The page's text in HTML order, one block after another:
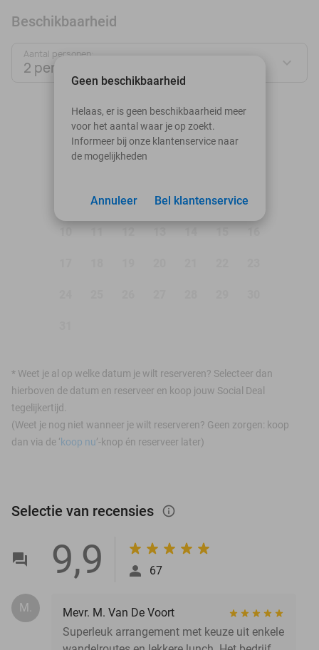
Beschikbaarheid
Aantal personen:
2 personen
augustus 2026
Ma
Di Wo Do Vr
4 5 6 7 8
* Weet je al op welke datum je wilt reserveren? Selecteer dan
hierboven de datum en reserveer en koop jouw Social Deal
tegelijkertijd.
(Weet je nog niet wanneer je wilt reserveren? Geen zorgen: koop
dan via de ‘koop nu’-knop én reserveer later)
Geen beschikbaarheid
Helaas, er is geen beschikbaarheid meer
voor het aantal waar je op zoekt.
Informeer bij onze klantenservice naar
de mogelijkheden
Bel klantenservice
Annuleer
Selectie van recensies info_outlined
9,9 67
M.
Mevr. M. Van De Voort
Superleuk arrangement met keuze uit enkele